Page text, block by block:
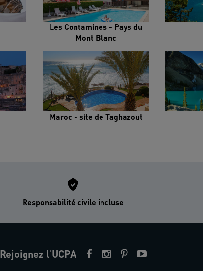
Les Contamines - Pays du
Mont Blanc
Maroc - site de Taghazout
Responsabilité civile incluse
Rejoignez l'UCPA